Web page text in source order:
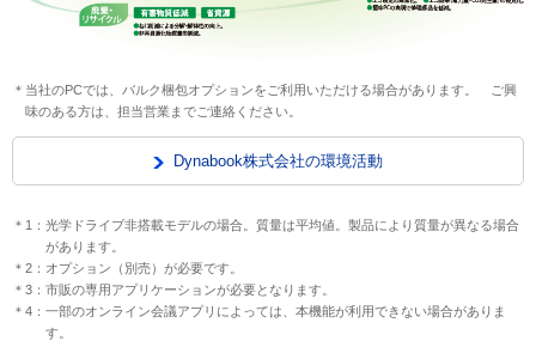
＊当社のPCでは、バルク梱包オプションをご利用いただける場合があります。 ご興
味のある方は、担当営業までご連絡ください。
Dynabook株式会社の環境活動
＊1：光学ドライブ非搭載モデルの場合。質量は平均値。製品により質量が異なる場合
があります。
＊2：オプション（別売）が必要です。
＊3：市販の専用アプリケーションが必要となります。
＊4：一部のオンライン会議アプリによっては、本機能が利用できない場合がありま
す。